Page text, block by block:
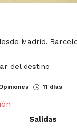
Madrid,
del destino
11 días
Salidas